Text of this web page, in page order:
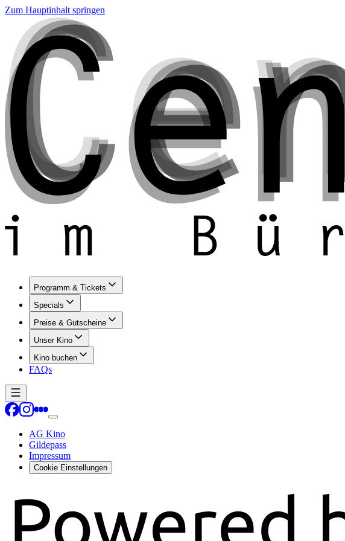
Zum Hauptinhalt springen
Programm & Tickets
Specials
Preise & Gutscheine
Unser Kino
Kino buchen
FAQs
AG Kino
Gildepass
Impressum
Cookie Einstellungen